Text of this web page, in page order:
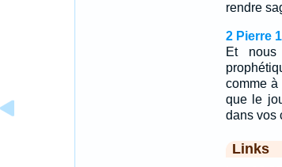
rendre
2 Pierre
Et
comme
que le
dans vos
Links